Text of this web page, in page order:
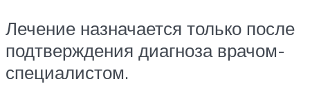
Лечение назначается только после
подтверждения диагноза врачом-
специалистом.